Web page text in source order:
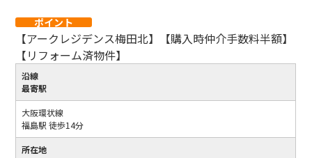
ポイント
【アークレジデンス梅田北】【購入時仲介手数料半額】
【リフォーム済物件】
沿線
最寄駅
大阪環状線
福島駅 徒歩14分
所在地